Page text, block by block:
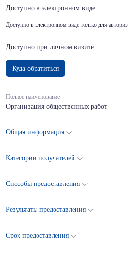
Доступно в электронном виде
Доступно в электронном виде только для
Доступно при личном визите
Куда обратиться
Полное наименование
Организация общественных работ
Общая информация
Категории получателей
Способы предоставления
Результаты предоставления
Срок предоставления